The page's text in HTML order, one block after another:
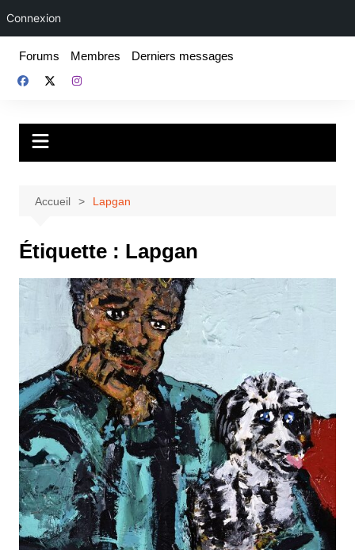
Connexion
contenu
Forums Membres Derniers messages
Fake For Real
Accueil Lapgan
Étiquette : Lapgan